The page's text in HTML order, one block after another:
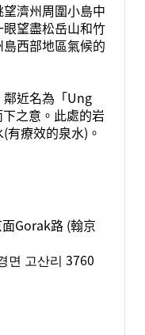
濟州周圍小島中
望盡松岳山和竹
西部地區氣候的
近名為「Ung
之意。此處的岩
療效的泉水)。
Gorak路 (翰京
면 고산리 3760